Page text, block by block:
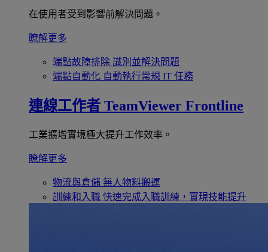
在使用者受到影響前解決問題。
瞭解更多
端點故障排除 識別並解決問題
端點自動化 自動執行常規 IT 任務
連線工作者 TeamViewer Frontline
工業擴增實境極大提升工作效率。
瞭解更多
物流與倉儲 無人物料搬運
訓練和入職 快速完成入職訓練，實現技能提升